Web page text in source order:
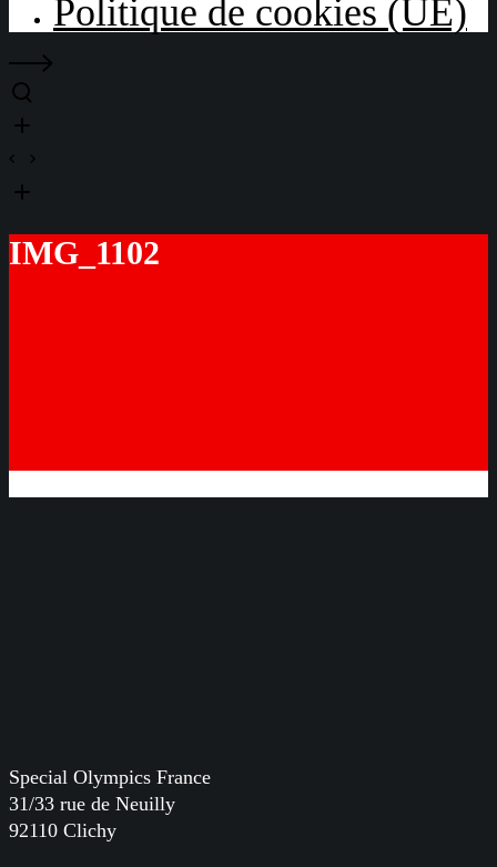
Politique de cookies (UE)
IMG_1102
Special Olympics France
31/33 rue de Neuilly
92110 Clichy